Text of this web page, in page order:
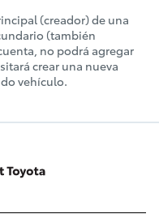
(creador) de una
(también
no podrá agregar
crear una nueva
vehículo.